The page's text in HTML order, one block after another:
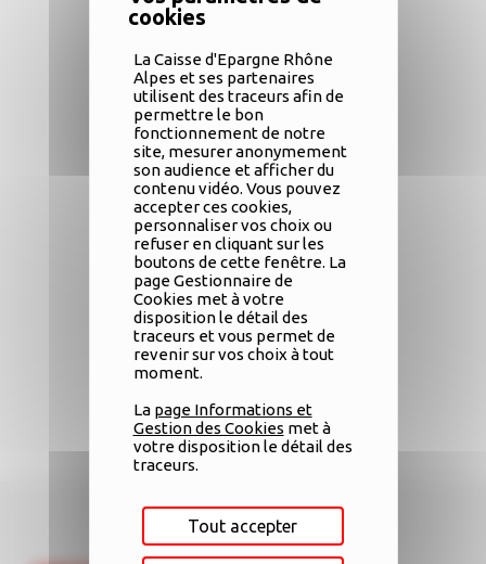
Télécharger
La Caisse d'Epargne Rhône
Alpes et ses partenaires
utilisent des traceurs afin de
permettre le bon
fonctionnement de notre
site, mesurer anonymement
son audience et afficher du
contenu vidéo. Vous pouvez
accepter ces cookies,
personnaliser vos choix ou
refuser en cliquant sur les
boutons de cette fenêtre. La
page Gestionnaire de
Cookies met à votre
disposition le détail des
traceurs et vous permet de
revenir sur vos choix à tout
moment.
La page Informations et
Gestion des Cookies met à
votre disposition le détail des
traceurs.
Tout accepter